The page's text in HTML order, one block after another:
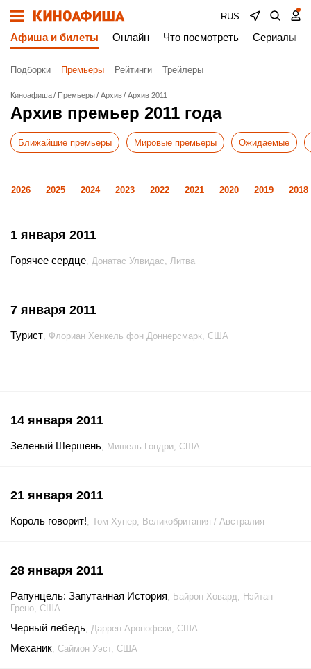
RUS
Афиша и билеты Онлайн Что посмотреть Сериалы
Подборки Премьеры Рейтинги Трейлеры
Киноафиша Премьеры Архив Архив 2011
Архив премьер 2011 года
Ближайшие премьеры Мировые премьеры Ожидаемые
2026 2025 2024 2023 2022 2021 2020 2019 2018
1 января 2011
Горячее сердце, Донатас Улвидас, Литва
7 января 2011
Турист, Флориан Хенкель фон Доннерсмарк, США
14 января 2011
Зеленый Шершень, Мишель Гондри, США
21 января 2011
Король говорит!, Том Хупер, Великобритания / Австралия
28 января 2011
Рапунцель: Запутанная История, Байрон Ховард, Нэйтан
Грено, США
Черный лебедь, Даррен Аронофски, США
Механик, Саймон Уэст, США